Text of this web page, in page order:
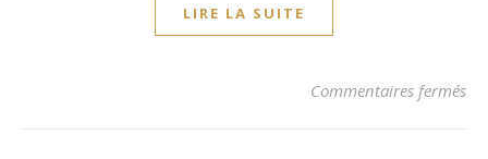
LIRE LA SUITE
Commentaires fermés